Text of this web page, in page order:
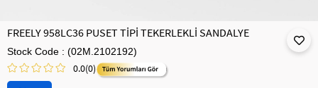
FREELY 958LC36 PUSET TİPİ TEKERLEKLİ SANDALYE
Stock Code (02M.2102192)
0.0(0)